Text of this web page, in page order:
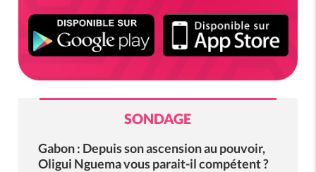
SONDAGE
Gabon : Depuis son ascension au pouvoir,
Oligui Nguema vous parait-il compétent ?